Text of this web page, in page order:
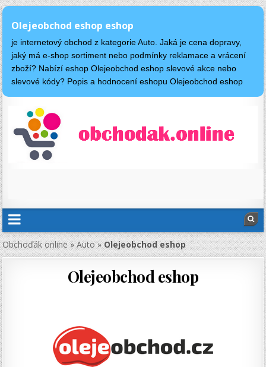
Olejeobchod eshop eshop
je internetový obchod z kategorie Auto. Jaká je cena dopravy,
jaký má e-shop sortiment nebo podmínky reklamace a vrácení
zboží? Nabízí eshop Olejeobchod eshop slevové akce nebo
slevové kódy? Popis a hodnocení eshopu Olejeobchod eshop
Obchoďák online»Auto»Olejeobchod eshop
Olejeobchod eshop